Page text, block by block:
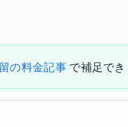
の料金記事で補足でき